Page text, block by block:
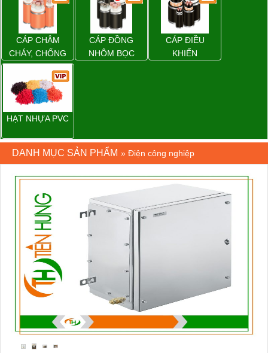
CÁP CHẬM
CHÁY, CHỐNG
CHÁY
CÁP ĐỒNG
NHÔM BỌC
CÁP ĐIỀU
KHIỂN
HẠT NHỰA PVC
DANH MỤC SẢN PHẨM » Điện công nghiệp